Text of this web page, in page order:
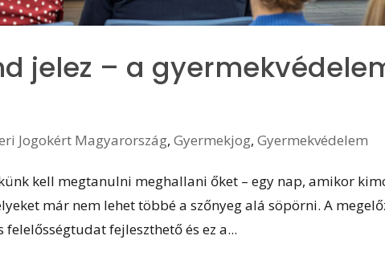
jelez – a
Jogokért Magyarország,Gyermekjog,Gyermekvédelem
kell megtanulni meghallani őket – egy nap, amikor
már nem lehet többé a szőnyeg alá söpörni. A
fejleszthető és ez a...